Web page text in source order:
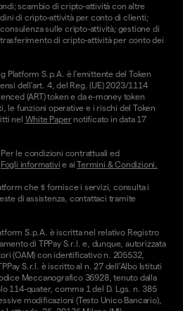
scambio di cripto-attività con altre
di cripto-attività per conto di clienti;
sulle cripto-attività; gestione di
di cripto-attività per conto dei
Platform S.p.A. è l'emittente del Token
dell'art. 4, del Reg. (UE) 2023/1114
(ART) token e da e-money token
le funzioni operative e i rischi del Token
nel White Papernotificato in data 17
le condizioni contrattuali ed
Fogli informativi e aiTermini & Condizioni.
che ti fornisce i servizi, consulta i
di assistenza, contattaci tramite
S.p.A. è iscritta nel relativo Registro
di TPPay S.r.l. e, dunque, autorizzata
(OAM) con identificativo n. 205532,
S.r.l. è iscritto al n. 27 dell’Albo Istituti
Meccanografico 36928, tenuto dalla
114-quater, comma 1 del D. Lgs. n. 385
modificazioni (Testo Unico Bancario),